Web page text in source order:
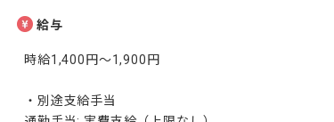
給与
時給1,400円〜1,900円
・別途支給手当